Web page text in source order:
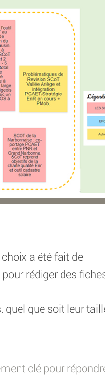
a été fait de
rédiger des
quel que soit leur
clé pour